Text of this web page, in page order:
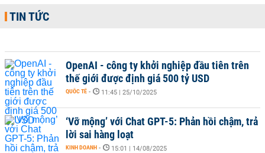
TIN TỨC
OpenAI - công ty khởi nghiệp đầu tiên trên
thế giới được định giá 500 tỷ USD
QUỐC TẾ - 11:45 | 25/10/2025
‘Vỡ mộng’ với Chat GPT-5: Phản hồi chậm, trả
lời sai hàng loạt
KINH DOANH - 15:01 | 14/08/2025